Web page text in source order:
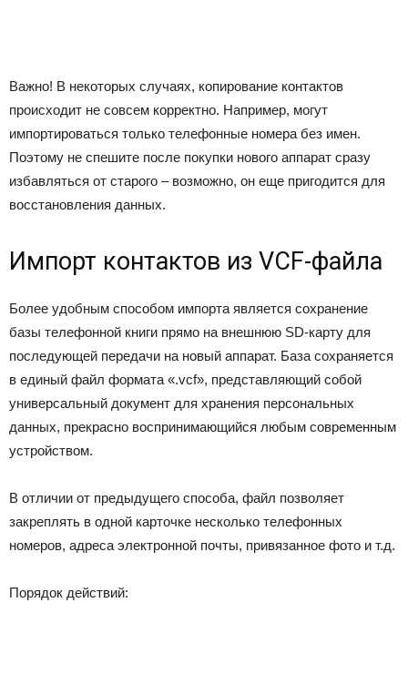
Важно! В некоторых случаях, копирование контактов
происходит не совсем корректно. Например, могут
импортироваться только телефонные номера без имен.
Поэтому не спешите после покупки нового аппарат сразу
избавляться от старого – возможно, он еще пригодится для
восстановления данных.
Импорт контактов из VCF-файла
Более удобным способом импорта является сохранение
базы телефонной книги прямо на внешнюю SD-карту для
последующей передачи на новый аппарат. База сохраняется
в единый файл формата «.vcf», представляющий собой
универсальный документ для хранения персональных
данных, прекрасно воспринимающийся любым современным
устройством.
В отличии от предыдущего способа, файл позволяет
закреплять в одной карточке несколько телефонных
номеров, адреса электронной почты, привязанное фото и т.д.
Порядок действий: